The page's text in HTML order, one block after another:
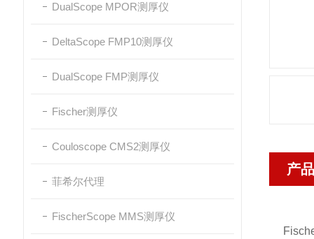
DualScope MPOR测厚仪
DeltaScope FMP10测厚仪
DualScope FMP测厚仪
Fischer测厚仪
Couloscope CMS2测厚仪
菲希尔代理
FischerScope MMS测厚仪
产